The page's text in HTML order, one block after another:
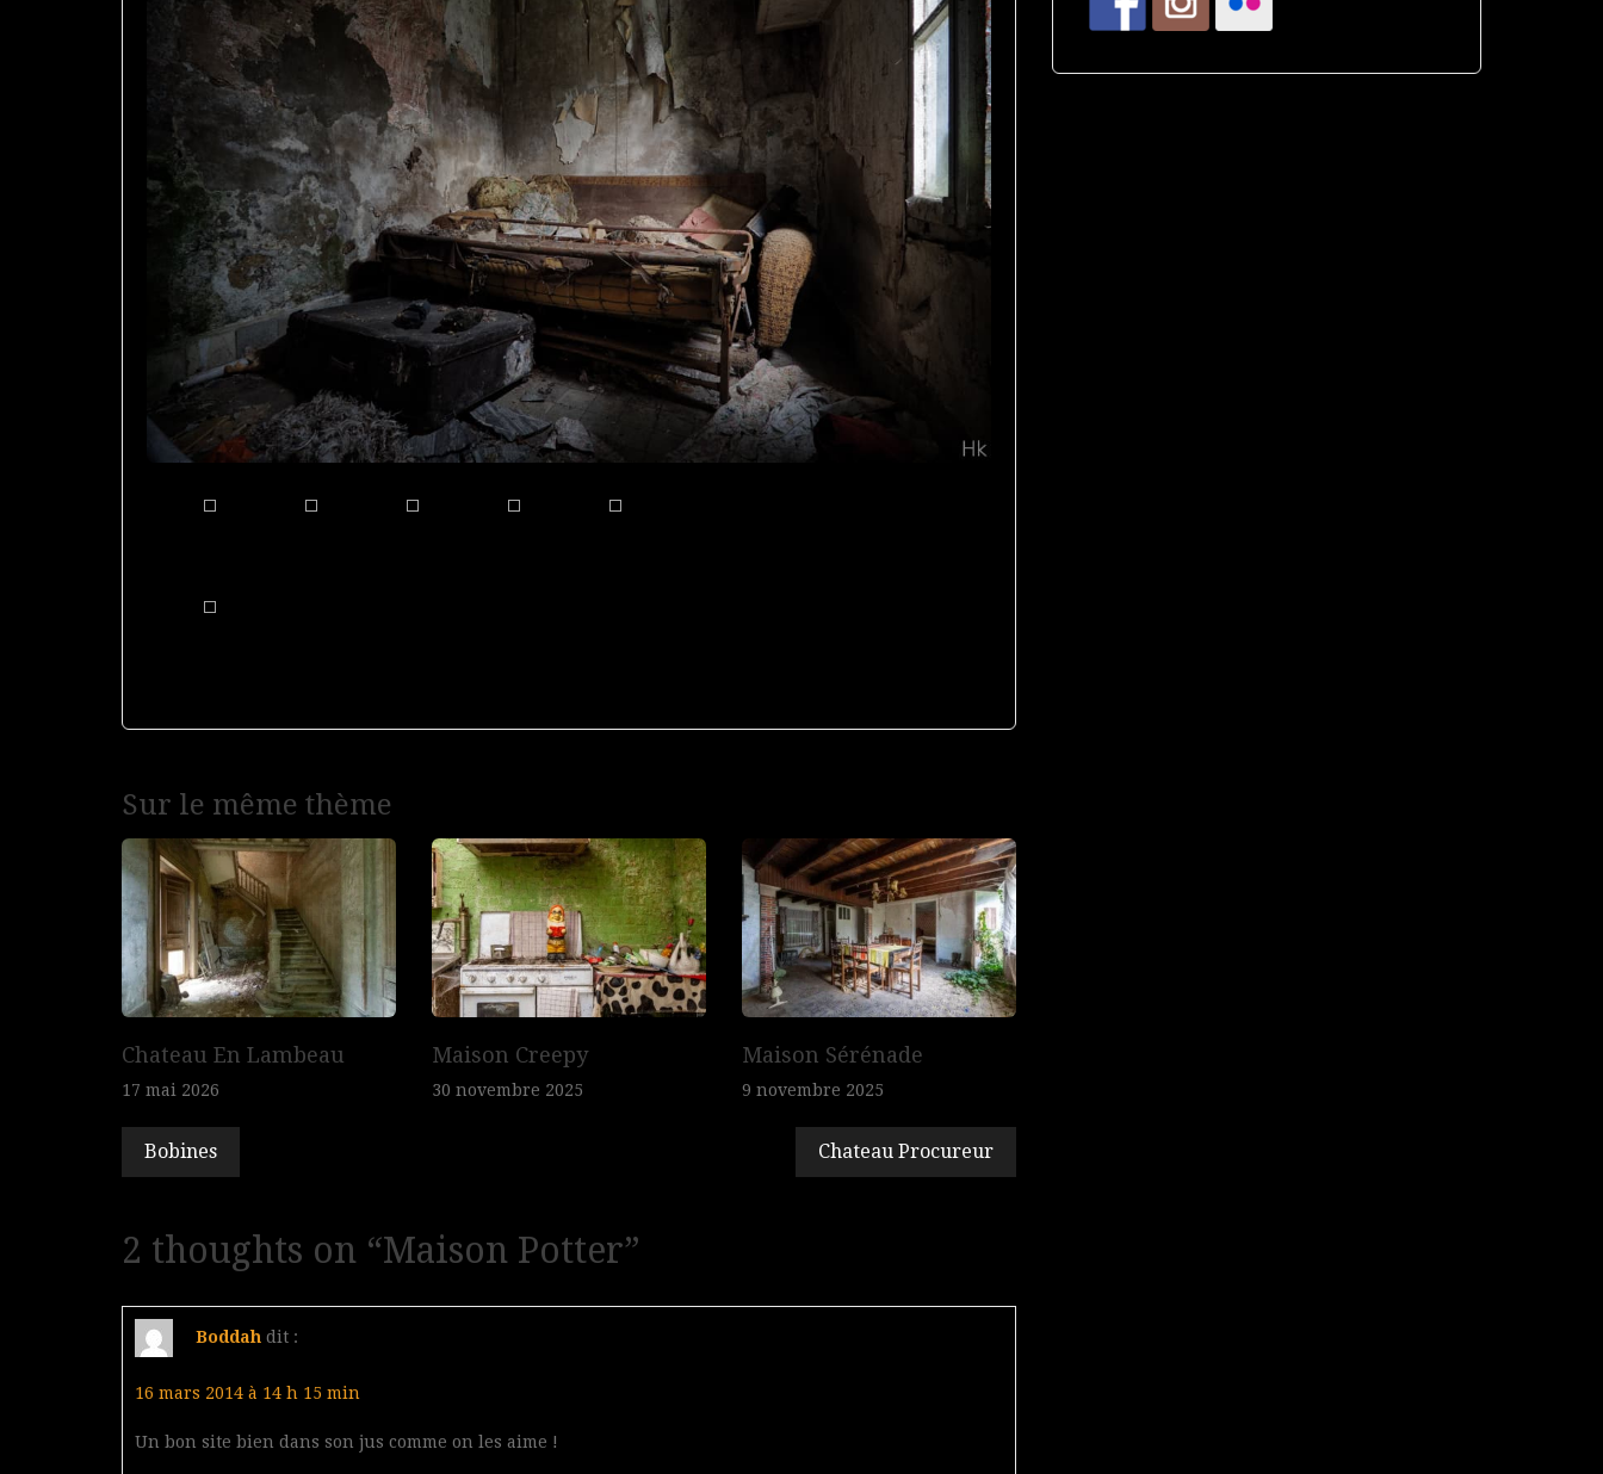
Sur le même thème
Chateau En Lambeau
17 mai 2026
Maison Creepy
30 novembre 2025
Maison Sérénade
9 novembre 2025
Navigation
de
l’article
Bobines Chateau Procureur
2 thoughts on “Maison Potter”
Boddah dit :
16 mars 2014 à 14 h 15 min
Un bon site bien dans son jus comme on les aime !